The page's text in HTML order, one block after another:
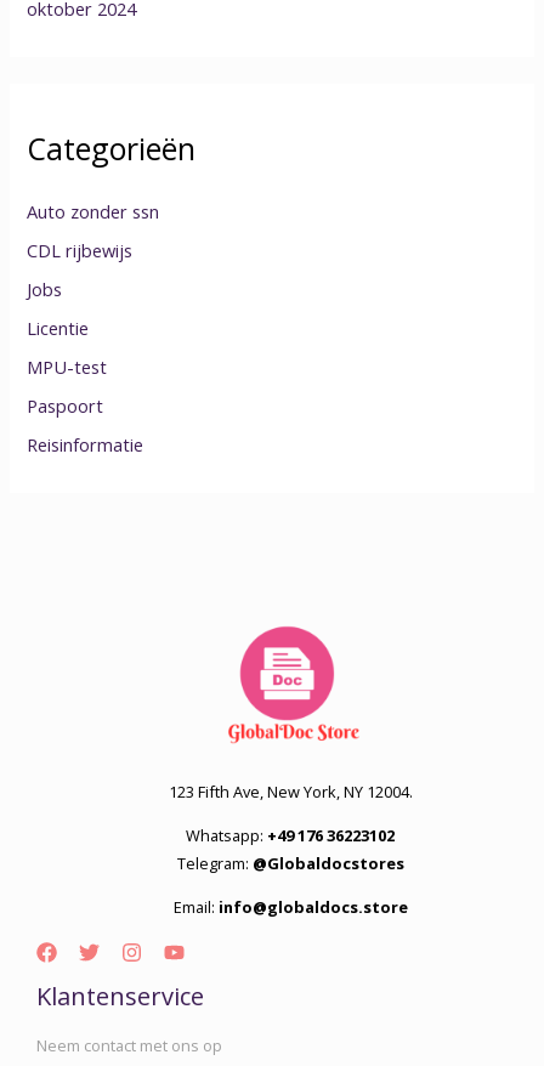
oktober 2024
Categorieën
Auto zonder ssn
CDL rijbewijs
Jobs
Licentie
MPU-test
Paspoort
Reisinformatie
123 Fifth Ave, New York, NY 12004.
Whatsapp: +49 176 36223102
Telegram: @Globaldocstores
Email: info@globaldocs.store
Klantenservice
Neem contact met ons op